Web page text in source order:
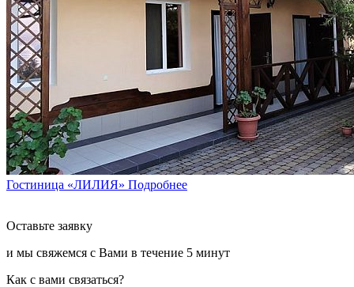
Гостиница «ЛИЛИЯ» Подробнее
Оставьте заявку
и мы свяжемся с Вами в течение 5 минут
Как с вами связаться?